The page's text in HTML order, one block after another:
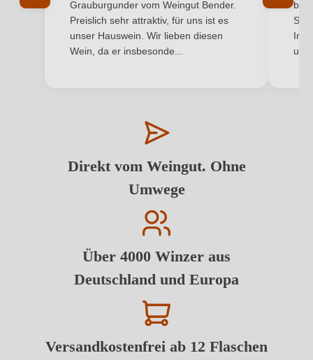
Grauburgunder vom Weingut Bender.
Preislich sehr attraktiv, für uns ist es
unser Hauswein. Wir lieben diesen
Wein, da er insbesonde...
und
Direkt vom Weingut. Ohne
Umwege
Über 4000 Winzer aus
Deutschland und Europa
Versandkostenfrei ab 12 Flaschen